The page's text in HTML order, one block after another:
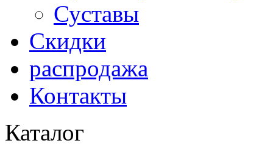
Суставы
Скидки
распродажа
Контакты
Каталог